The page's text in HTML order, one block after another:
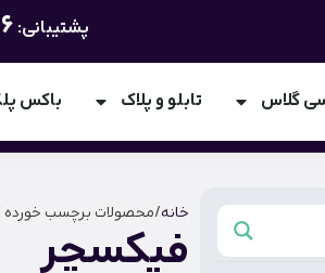
پشتیبانی:
گلاس تابلو و پلاک باکس
خانه/ محصولات برچسب خورده
فیکسچر